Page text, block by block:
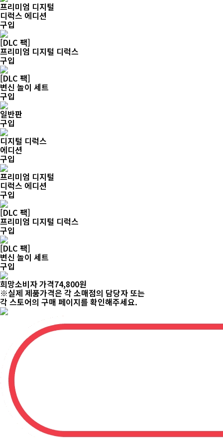
프리미엄 디지털
디럭스 에디션
구입
[DLC 팩]
프리미엄 디지털 디럭스
구입
[DLC 팩]
변신 놀이 세트
구입
일반판
구입
디지털 디럭스
에디션
구입
프리미엄 디지털
디럭스 에디션
구입
[DLC 팩]
프리미엄 디지털 디럭스
구입
[DLC 팩]
변신 놀이 세트
구입
희망소비자 가격74,800원
※실제 제품가격은 각 소매점의 담당자 또는
각 스토어의 구매 페이지를 확인해주세요.